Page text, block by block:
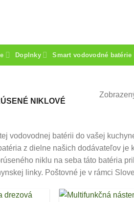
Doplnky Smart vodovodné batérie
NIKLOVÉ
vodovodnej batérii do vašej
z dielne našich dodávateľov
niklu na seba táto batéria
linky. Poštovné je v rámci